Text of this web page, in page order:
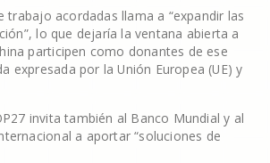
trabajo acordadas llama a “expandir las
lo que dejaría la ventana abierta a
participen como donantes de ese
expresada por la Unión Europea (UE) y
invita también al Banco Mundial y al
a aportar “soluciones de